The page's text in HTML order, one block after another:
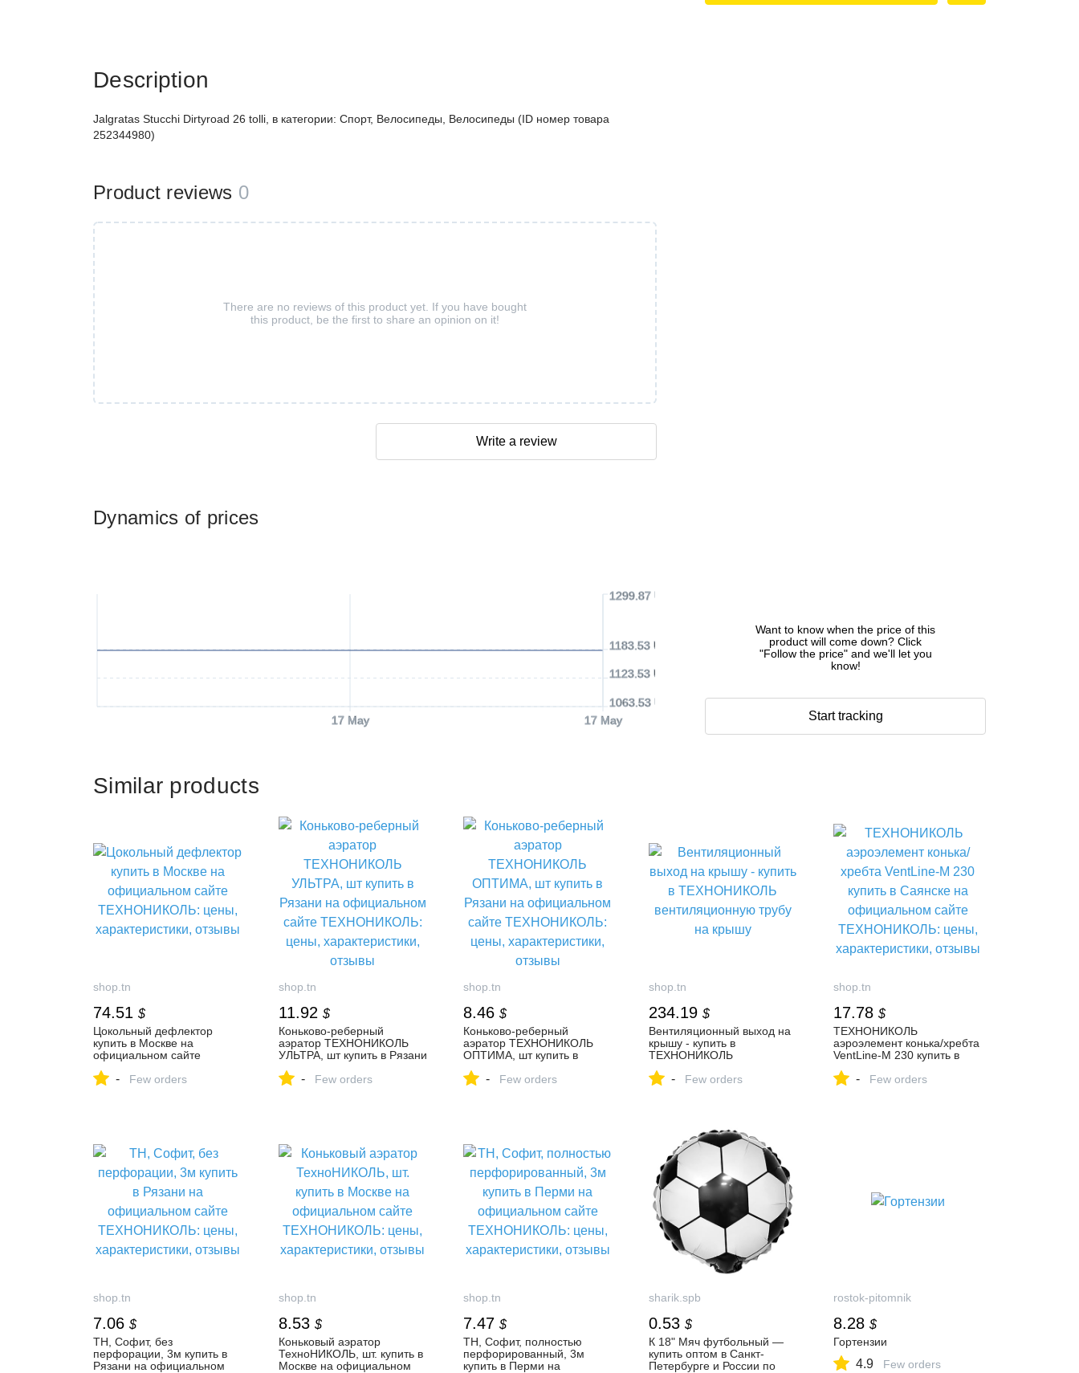
Dynamics of prices
17 May 17 May
1063.53 USD
1123.53 USD
1183.53 USD
1299.87 USD
Want to know when the price of this
product will come down? Click
"Follow the price" and we'll let you
know!
Start tracking
Description
Jalgratas Stucchi Dirtyroad 26 tolli, в категории: Cпорт, Велосипеды, Велосипеды (ID номер товара
252344980)
Product reviews 0
There are no reviews of this product yet. If you have bought
this product, be the first to share an opinion on it!
Write a review
Similar products
shop.tn
74.51 $
Цокольный дефлектор
купить в Москве на
официальном сайте
характеристики, отзывы
- Few orders
shop.tn
11.92 $
Коньково-реберный
аэратор ТЕХНОНИКОЛЬ
УЛЬТРА, шт купить в Рязани
ТЕХНОНИКОЛЬ: цены,
- Few orders
shop.tn
8.46 $
Коньково-реберный
аэратор ТЕХНОНИКОЛЬ
ОПТИМА, шт купить в
сайте ТЕХНОНИКОЛЬ:
- Few orders
shop.tn
234.19 $
Вентиляционный выход на
крышу - купить в
ТЕХНОНИКОЛЬ
крышу
- Few orders
shop.tn
17.78 $
ТЕХНОНИКОЛЬ
аэроэлемент конька/хребта
VentLine-M 230 купить в
сайте ТЕХНОНИКОЛЬ:
- Few orders
shop.tn
7.06 $
ТН, Софит, без
перфорации, 3м купить в
Рязани на официальном
shop.tn
8.53 $
Коньковый аэратор
ТехноНИКОЛЬ, шт. купить в
Москве на официальном
shop.tn
7.47 $
ТН, Софит, полностью
перфорированный, 3м
купить в Перми на
sharik.spb
0.53 $
К 18" Мяч футбольный —
купить оптом в Санкт-
Петербурге и России по
rostok-pitomnik
8.28 $
Гортензии
4.9 Few orders